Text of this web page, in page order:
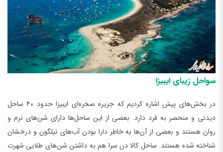
سواحل زیبای ایبیزا
در بخش‌های پیش اشاره کردیم که جزیره صخره‌ای ایبیزا حدود ۴۰ ساحل
دیدنی و منحصر به فرد دارد. بعضی از این ساحل‌ها دارای شن‌های نرم و
روان هستند و بعضی از آن‌ها به خاطر دارا بودن آب‌های نیلگون و درخشان
شناخته شده هستند. ساحل کالا دن سرا هم به داشتن شن‌های طلایی شهرت